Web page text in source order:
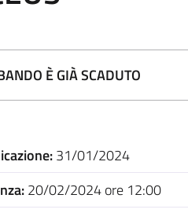
È GIÀ SCADUTO
31/01/2024
20/02/2024 ore 12:00